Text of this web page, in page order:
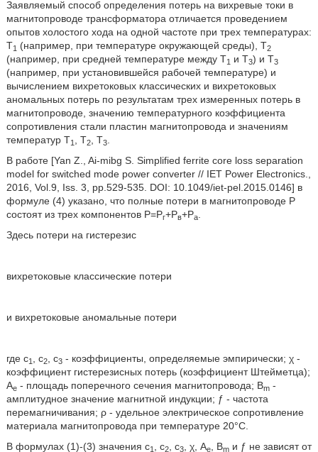
Заявляемый способ определения потерь на вихревые токи в
магнитопроводе трансформатора отличается проведением
опытов холостого хода на одной частоте при трех температурах:
T1 (например, при температуре окружающей среды), Т2
(например, при средней температуре между Т1 и Т3) и Т3
(например, при установившейся рабочей температуре) и
вычислением вихретоковых классических и вихретоковых
аномальных потерь по результатам трех измеренных потерь в
магнитопроводе, значению температурного коэффициента
сопротивления стали пластин магнитопровода и значениям
температур Т1 , Т2, Т3.
В работе [Yan Z., Ai-mibg S. Simplified ferrite core loss separation
model for switched mode power converter // IET Power Electronics.,
2016, Vol.9, Iss. 3, pp.529-535. DOI: 10.1049/iet-pel.2015.0146] в
формуле (4) указано, что полные потери в магнитопроводе Р
состоят из трех компонентов Р=Рг+Рв+Ра.
Здесь потери на гистерезис
вихретоковые классические потери
и вихретоковые аномальные потери
где с1 , с2, с3- коэффициенты, определяемые эмпирически; χ -
коэффициент гистерезисных потерь (коэффициент Штейметца);
Ае- площадь поперечного сечения магнитопровода; Bm-
амплитудное значение магнитной индукции; ƒ - частота
перемагничивания; ρ - удельное электрическое сопротивление
материала магнитопровода при температуре 20°С.
В формулах (1)-(3) значения c1 , c2, c3, χ, Ае, Bmи ƒ не зависят от